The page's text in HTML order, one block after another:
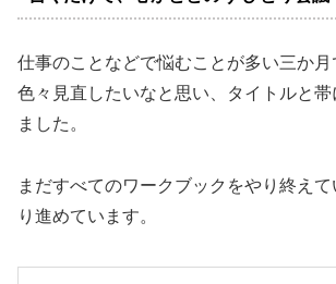
仕事のことなどで悩むことが多い三か月
色々見直したいなと思い、タイトルと
ました。
まだすべてのワークブックをやり終えて
り進めています。